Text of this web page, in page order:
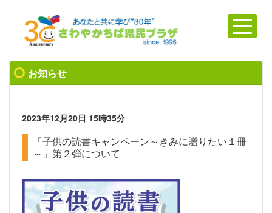
お知らせ
2023年12月20日 15時35分
「子供の読書キャンペーン～きみに贈りたい１冊
～」第２弾について